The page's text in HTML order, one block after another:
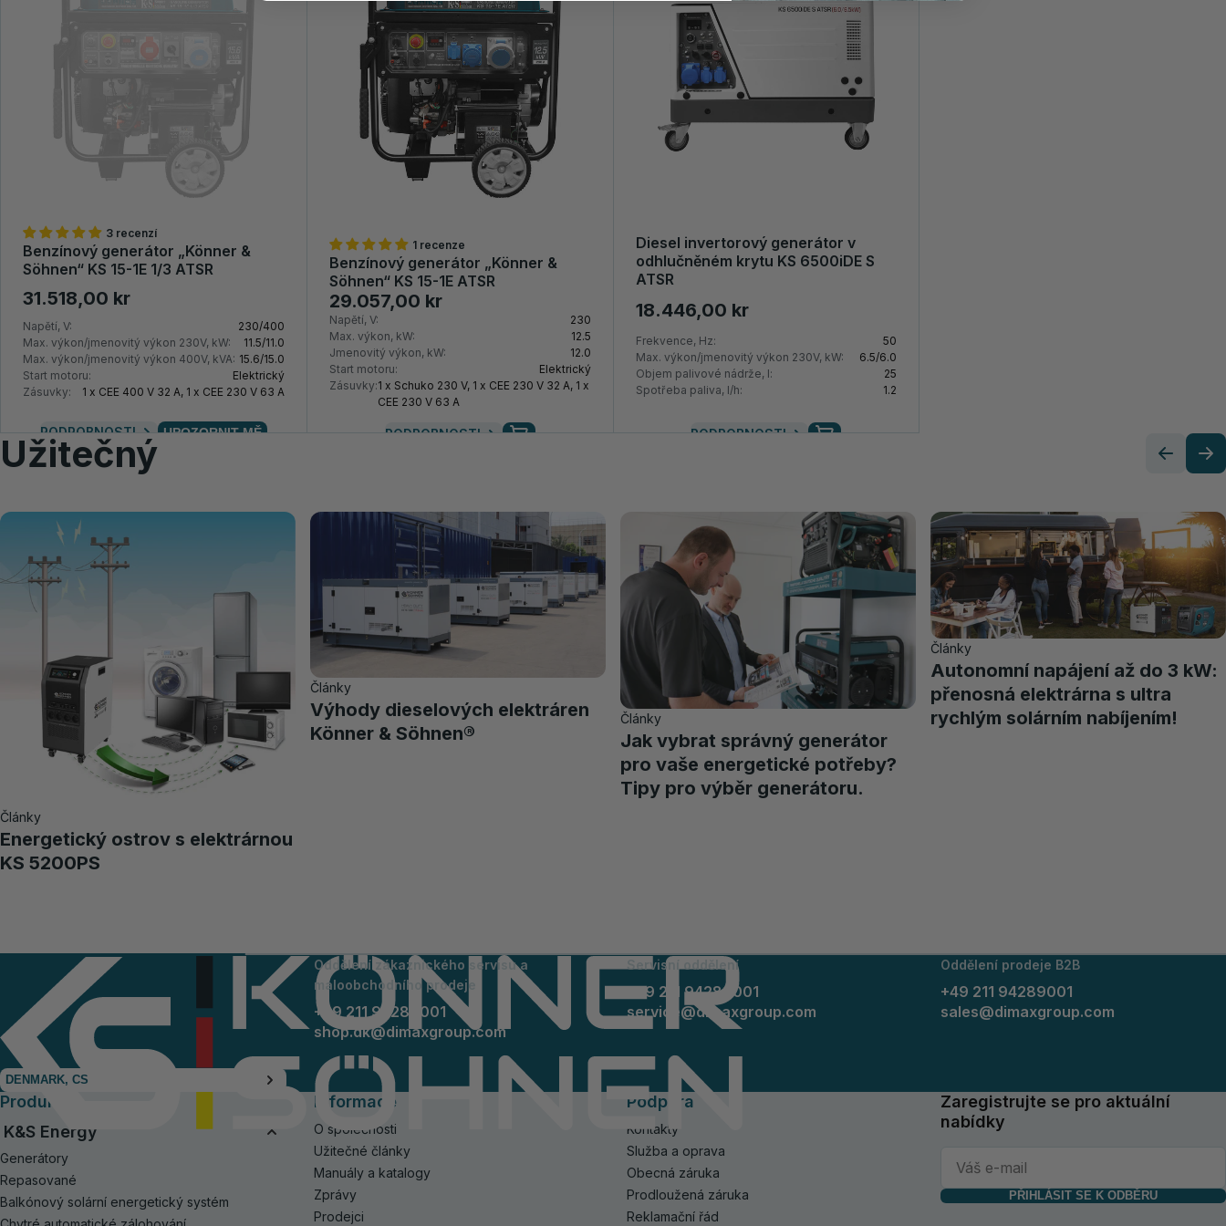
3 recenzí
Benzínový generátor „Könner &
Söhnen“ KS 15-1E 1/3 ATSR
31.518,00 kr
Napětí, V:
230/400
Max. výkon/jmenovitý výkon 230V, kW:
11.5/11.0
Max. výkon/jmenovitý výkon 400V, kVA: 15.6/15.0
Start motoru:
Elektrický
Zásuvky:
1 x CEE 400 V 32 A, 1 x CEE 230 V 63 A
PODROBNOSTI UPOZORNIT MĚ
1 recenze
Benzínový generátor „Könner &
Söhnen“ KS 15-1E ATSR
29.057,00 kr
Napětí, V:
230
Max. výkon, kW:
12.5
Jmenovitý výkon, kW:
12.0
Start motoru:
Elektrický
Zásuvky:1 x Schuko 230 V, 1 x CEE 230 V 32 A, 1 x
CEE 230 V 63 A
PODROBNOSTI
Diesel invertorový generátor v
odhlučněném krytu KS 6500iDE S
ATSR
18.446,00 kr
Frekvence, Hz:
50
Max. výkon/jmenovitý výkon 230V, kW:
6.5/6.0
Objem palivové nádrže, l:
25
Spotřeba paliva, l/h:
1.2
PODROBNOSTI
Užitečný
Články
Energetický ostrov s elektrárnou
KS 5200PS
Články
Výhody dieselových elektráren
Könner & Söhnen®
Články
Jak vybrat správný generátor
pro vaše energetické potřeby?
Tipy pro výběr generátoru.
Články
Autonomní napájení až do 3 kW:
přenosná elektrárna s ultra
rychlým solárním nabíjením!
Oddělení zákaznického servisu a
maloobchodního prodeje
+49 211 94289001
shop.dk@dimaxgroup.com
Servisní oddělení
+49 211 94289001
service@dimaxgroup.com
Oddělení prodeje B2B
+49 211 94289001
sales@dimaxgroup.com
DENMARK, CS
Produkty
K&S Energy
Generátory
Repasované
Balkónový solární energetický systém
Informace
O společnosti
Užitečné články
Manuály a katalogy
Zprávy
Prodejci
Podpora
Kontakty
Služba a oprava
Obecná záruka
Prodloužená záruka
Reklamační řád
Zaregistrujte se pro aktuální
nabídky
PŘIHLÁSIT SE K ODBĚRU